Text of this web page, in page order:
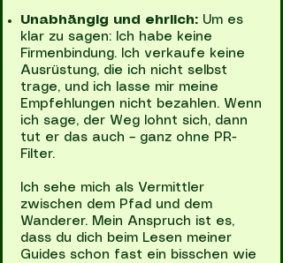
Unabhängig und ehrlich: Um es
klar zu sagen: Ich habe keine
Firmenbindung. Ich verkaufe keine
Ausrüstung, die ich nicht selbst
trage, und ich lasse mir meine
Empfehlungen nicht bezahlen. Wenn
ich sage, der Weg lohnt sich, dann
tut er das auch – ganz ohne PR-
Filter.
Ich sehe mich als Vermittler
zwischen dem Pfad und dem
Wanderer. Mein Anspruch ist es,
dass du dich beim Lesen meiner
Guides schon fast ein bisschen wie